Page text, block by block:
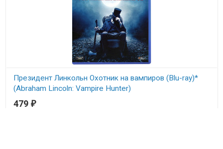
Президент Линкольн Охотник на вампиров (Blu-ray)*
(Abraham Lincoln: Vampire Hunter)
В наличии
479 ₽